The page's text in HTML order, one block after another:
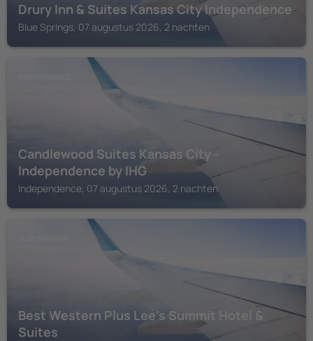
Drury Inn & Suites Kansas City Independence
Blue Springs, 07 augustus 2026, 2 nachten
Candlewood Suites Kansas City -
Independence by IHG
Independence, 07 augustus 2026, 2 nachten
Best Western Plus Lee's Summit Hotel &
Suites